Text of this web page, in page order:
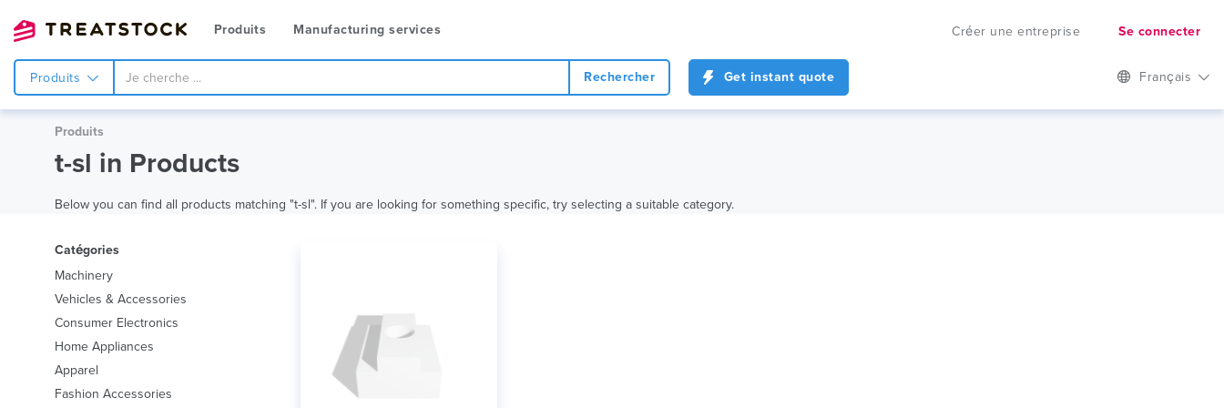
Produits Manufacturing services Créer une entreprise Se connecter
Produits Rechercher Get instant quote Français
Produits
t-sl in Products
Below you can find all products matching "t-sl". If you are looking for something specific, try selecting a suitable category.
Catégories
Machinery
Vehicles & Accessories
Consumer Electronics
Home Appliances
Apparel
Fashion Accessories